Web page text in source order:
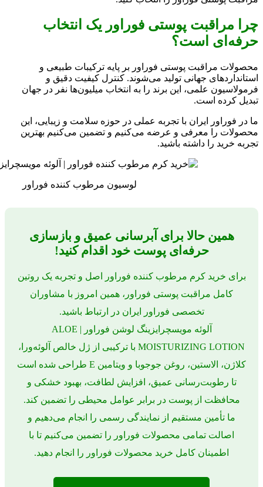
چرا مراقبت پوستی فوراور یک انتخاب
حرفه‌ای است؟
محصولات مراقبت پوستی فوراور بر پایه ترکیبات طبیعی و
استانداردهای جهانی تولید می‌شوند. کنترل کیفیت دقیق و
فرمولاسیون علمی، این برند را به انتخاب میلیون‌ها نفر در جهان
تبدیل کرده است.
ما در فوراور ایران با تجربه عملی در حوزه سلامت و زیبایی، این
محصولات را معرفی و عرضه می‌کنیم و تضمین می‌کنیم بهترین
تجربه خرید را داشته باشید.
لوسیون مرطوب کننده فوراور
همین حالا برای آبرسانی عمیق و بازسازی
حرفه‌ای پوست خود اقدام کنید!
برای خرید کرم مرطوب کننده فوراور اصل و تجربه یک روتین
کامل مراقبت پوستی فوراور، همین امروز با مشاوران
تخصصی فوراور ایران در ارتباط باشید.
آلوئه مویسچرایزینگ لوشن فوراور | ALOE
MOISTURIZING LOTION با ترکیبی از ژل خالص آلوئه‌ورا،
کلاژن، الاستین، روغن جوجوبا و ویتامین E طراحی شده است
تا رطوبت‌رسانی عمیق، افزایش لطافت، بهبود خشکی و
محافظت از پوست در برابر عوامل محیطی را تضمین کند.
ما تأمین مستقیم از نمایندگی رسمی را انجام می‌دهیم و
اصالت تمامی محصولات فوراور را تضمین می‌کنیم تا با
اطمینان کامل خرید محصولات فوراور را انجام دهید.